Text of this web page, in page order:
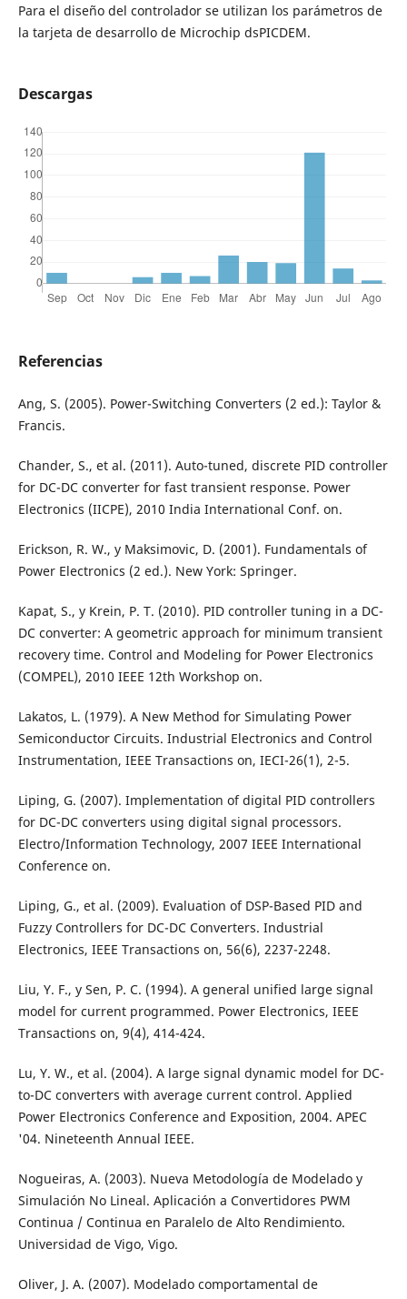
Para el diseño del controlador se utilizan los parámetros de
la tarjeta de desarrollo de Microchip dsPICDEM.
Descargas
Referencias
Ang, S. (2005). Power-Switching Converters (2 ed.): Taylor &
Francis.
Chander, S., et al. (2011). Auto-tuned, discrete PID controller
for DC-DC converter for fast transient response. Power
Electronics (IICPE), 2010 India International Conf. on.
Erickson, R. W., y Maksimovic, D. (2001). Fundamentals of
Power Electronics (2 ed.). New York: Springer.
Kapat, S., y Krein, P. T. (2010). PID controller tuning in a DC-
DC converter: A geometric approach for minimum transient
recovery time. Control and Modeling for Power Electronics
(COMPEL), 2010 IEEE 12th Workshop on.
Lakatos, L. (1979). A New Method for Simulating Power
Semiconductor Circuits. Industrial Electronics and Control
Instrumentation, IEEE Transactions on, IECI-26(1), 2-5.
Liping, G. (2007). Implementation of digital PID controllers
for DC-DC converters using digital signal processors.
Electro/Information Technology, 2007 IEEE International
Conference on.
Liping, G., et al. (2009). Evaluation of DSP-Based PID and
Fuzzy Controllers for DC-DC Converters. Industrial
Electronics, IEEE Transactions on, 56(6), 2237-2248.
Liu, Y. F., y Sen, P. C. (1994). A general unified large signal
model for current programmed. Power Electronics, IEEE
Transactions on, 9(4), 414-424.
Lu, Y. W., et al. (2004). A large signal dynamic model for DC-
to-DC converters with average current control. Applied
Power Electronics Conference and Exposition, 2004. APEC
'04. Nineteenth Annual IEEE.
Nogueiras, A. (2003). Nueva Metodología de Modelado y
Simulación No Lineal. Aplicación a Convertidores PWM
Continua / Continua en Paralelo de Alto Rendimiento.
Universidad de Vigo, Vigo.
Oliver, J. A. (2007). Modelado comportamental de